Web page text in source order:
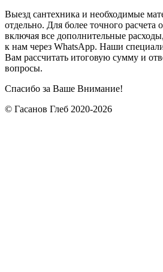
Выезд сантехника и необходимые
отдельно. Для более точного расчета
включая все дополнительные
к нам через WhatsApp. Наши
Вам рассчитать итоговую сумму и
вопросы.
Спасибо за Ваше Внимание!
© Гасанов Глеб 2020-2026